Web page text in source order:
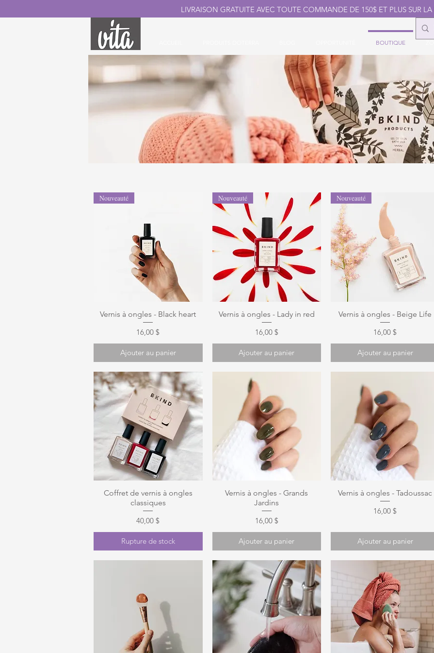
LIVRAISON GRATUITE AVEC TOUTE COMMANDE DE 150$ ET PLUS SUR
BOUTIQUE
Aperçu rapide
Nouveauté
Vernis à ongles - Black heart
Prix
16,00 $
Ajouter au panier
Aperçu rapide
Nouveauté
Vernis à ongles - Lady in red
Prix
16,00 $
Ajouter au panier
Aperçu rapide
Nouveauté
Vernis à ongles - Beige Life
Prix
16,00 $
Ajouter au panier
Aperçu rapide
Coffret de vernis à ongles
classiques
Prix
40,00 $
Rupture de stock
Aperçu rapide
Vernis à ongles - Grands
Jardins
Prix
16,00 $
Ajouter au panier
Aperçu rapide
Vernis à ongles - Tadoussac
Prix
16,00 $
Ajouter au panier